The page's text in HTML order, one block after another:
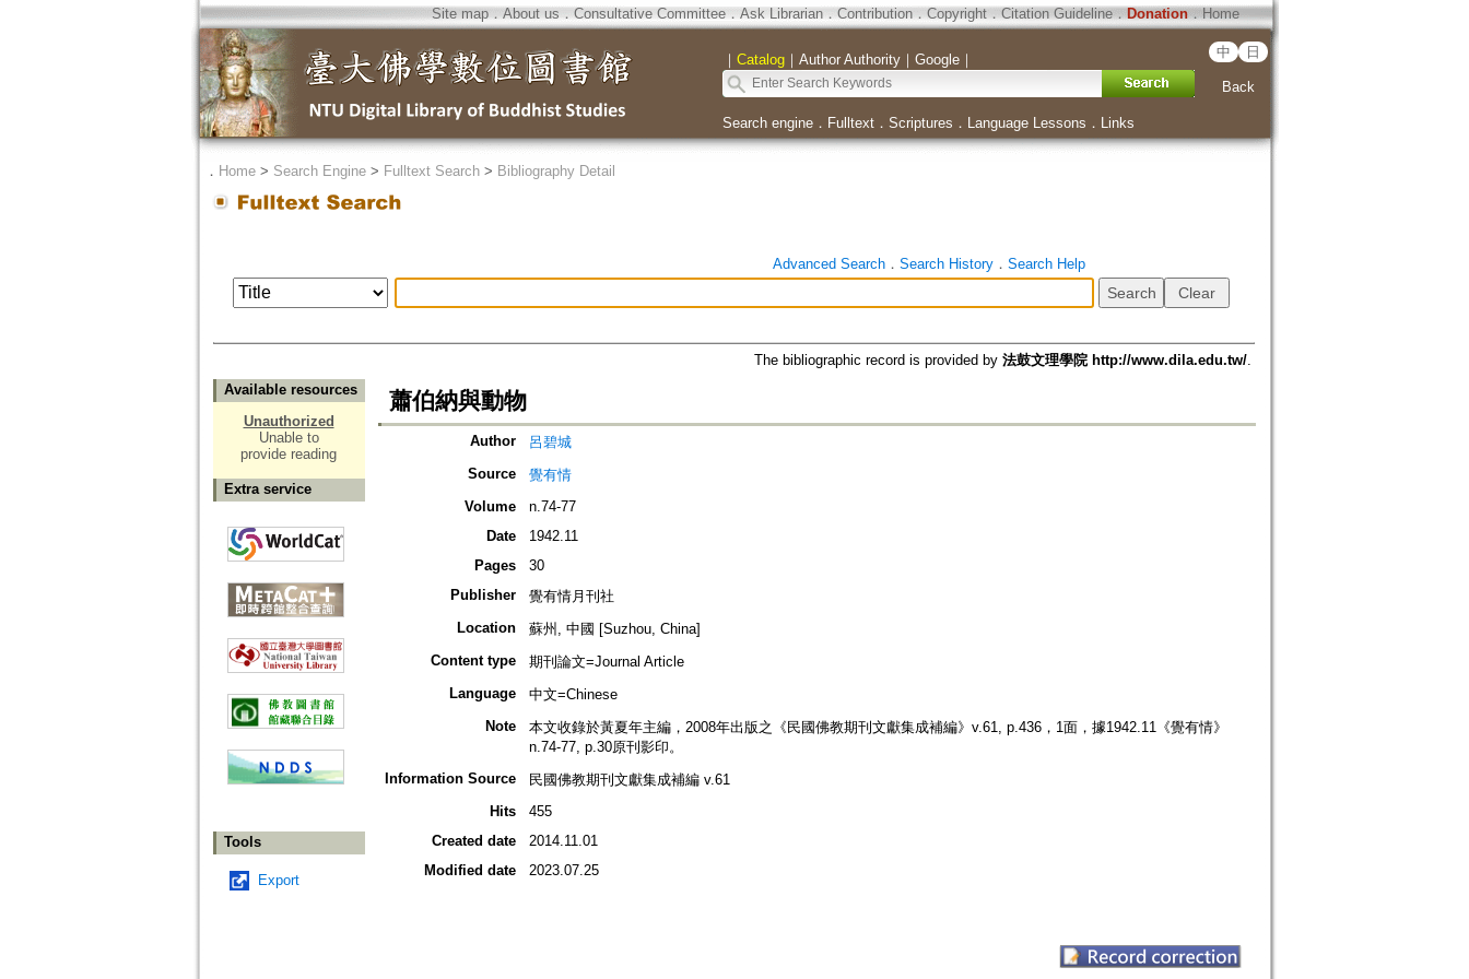
Site map．About us ． Consultative Committee． Ask Librarian． Contribution．Copyright．Citation Guideline． Donation．Home
｜ Catalog｜ Author Authority｜ Google｜ 中 日
Back
Search engine． Fulltext． Scriptures ． Language Lessons ． Links
． Home> Search Engine> Fulltext Search> Bibliography Detail
Advanced Search． Search History． Search Help
The bibliographic record is provided by 法鼓文理學院 http://www.dila.edu.tw/.
Available resources
Unauthorized
Unable to
provide reading
Extra service
Tools
Export
蕭伯納與動物
Author
呂碧城
Source
覺有情
Volume
n.74-77
Date
1942.11
Pages
30
Publisher
覺有情月刊社
Location
蘇州, 中國 [Suzhou, China]
Content type
期刊論文=Journal Article
Language
中文=Chinese
Note
本文收錄於黃夏年主編，2008年出版之《民國佛教期刊文獻集成補編》v.61, p.436，1面，據1942.11《覺有情》
n.74-77, p.30原刊影印。
Information Source
民國佛教期刊文獻集成補編 v.61
Hits
455
Created date
2014.11.01
Modified date
2023.07.25